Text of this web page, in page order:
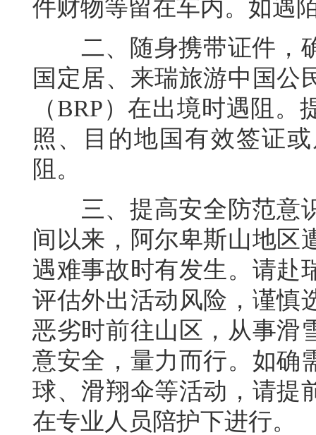
件财物等留在车内。如遇
二、随身携带证件，确
国定居、来瑞旅游中国公
（BRP）在出境时遇阻
照、目的地国有效签证
阻。
三、提高安全防范意识
间以来，阿尔卑斯山地区
遇难事故时有发生。请赴
评估外出活动风险，谨慎
恶劣时前往山区，从事滑
意安全，量力而行。如确
球、滑翔伞等活动，请提
在专业人员陪护下进行。